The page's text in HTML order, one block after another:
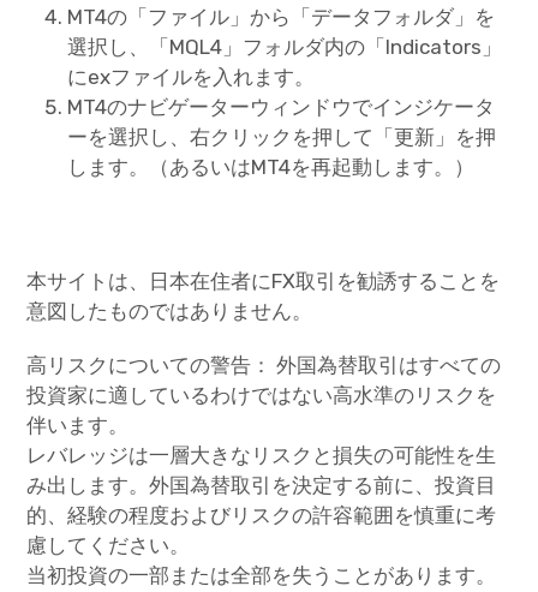
MT4の「ファイル」から「データフォルダ」を
選択し、「MQL4」フォルダ内の「Indicators」
にexファイルを入れます。
MT4のナビゲーターウィンドウでインジケータ
ーを選択し、右クリックを押して「更新」を押
します。（あるいはMT4を再起動します。）
本サイトは、日本在住者にFX取引を勧誘することを
意図したものではありません。
高リスクについての警告： 外国為替取引はすべての
投資家に適しているわけではない高水準のリスクを
伴います。
レバレッジは一層大きなリスクと損失の可能性を生
み出します。外国為替取引を決定する前に、投資目
的、経験の程度およびリスクの許容範囲を慎重に考
慮してください。
当初投資の一部または全部を失うことがあります。